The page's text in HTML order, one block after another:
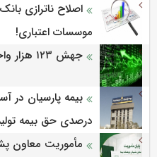
اصلاح ناترازی
موسسات اعتباری!
جهش ۱۲۳ هزار واحدی شاخص بورس
درصدی حق بیمه
مأموریت معاون